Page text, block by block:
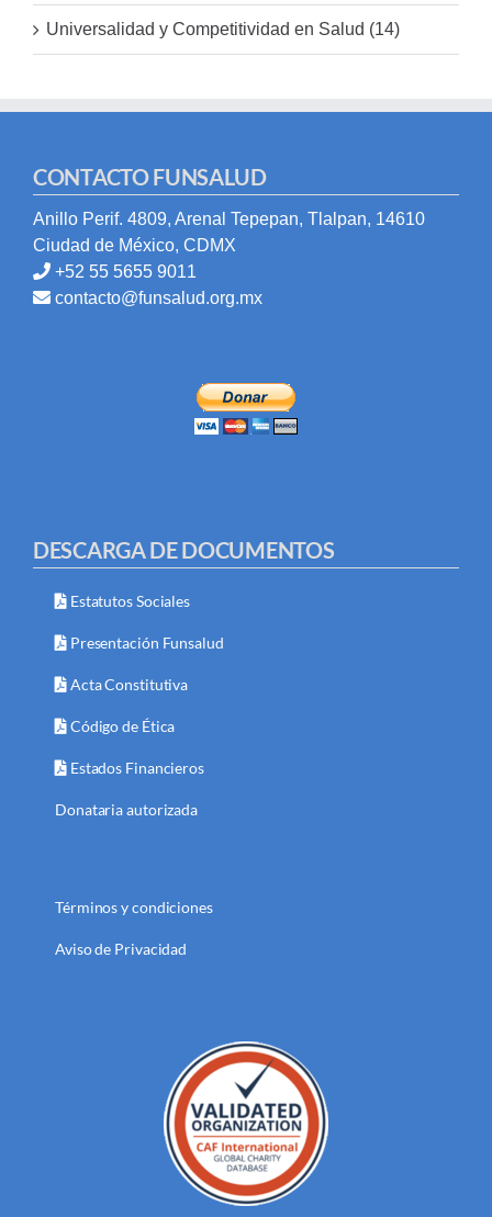
Universalidad y Competitividad en Salud (14)
CONTACTO FUNSALUD
Anillo Perif. 4809, Arenal Tepepan, Tlalpan, 14610
Ciudad de México, CDMX
+52 55 5655 9011
contacto@funsalud.org.mx
DESCARGA DE DOCUMENTOS
Estatutos Sociales
Presentación Funsalud
Acta Constitutiva
Código de Ética
Estados Financieros
Donataria autorizada
Términos y condiciones
Aviso de Privacidad